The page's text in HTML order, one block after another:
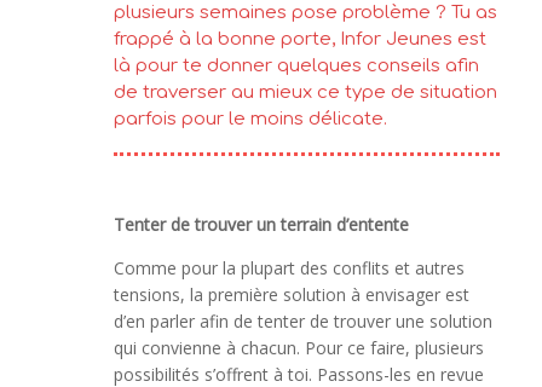
plusieurs semaines pose problème ? Tu as
frappé à la bonne porte, Infor Jeunes est
là pour te donner quelques conseils afin
de traverser au mieux ce type de situation
parfois pour le moins délicate.
Tenter de trouver un terrain d’entente
Comme pour la plupart des conflits et autres
tensions, la première solution à envisager est
d’en parler afin de tenter de trouver une solution
qui convienne à chacun. Pour ce faire, plusieurs
possibilités s’offrent à toi. Passons-les en revue